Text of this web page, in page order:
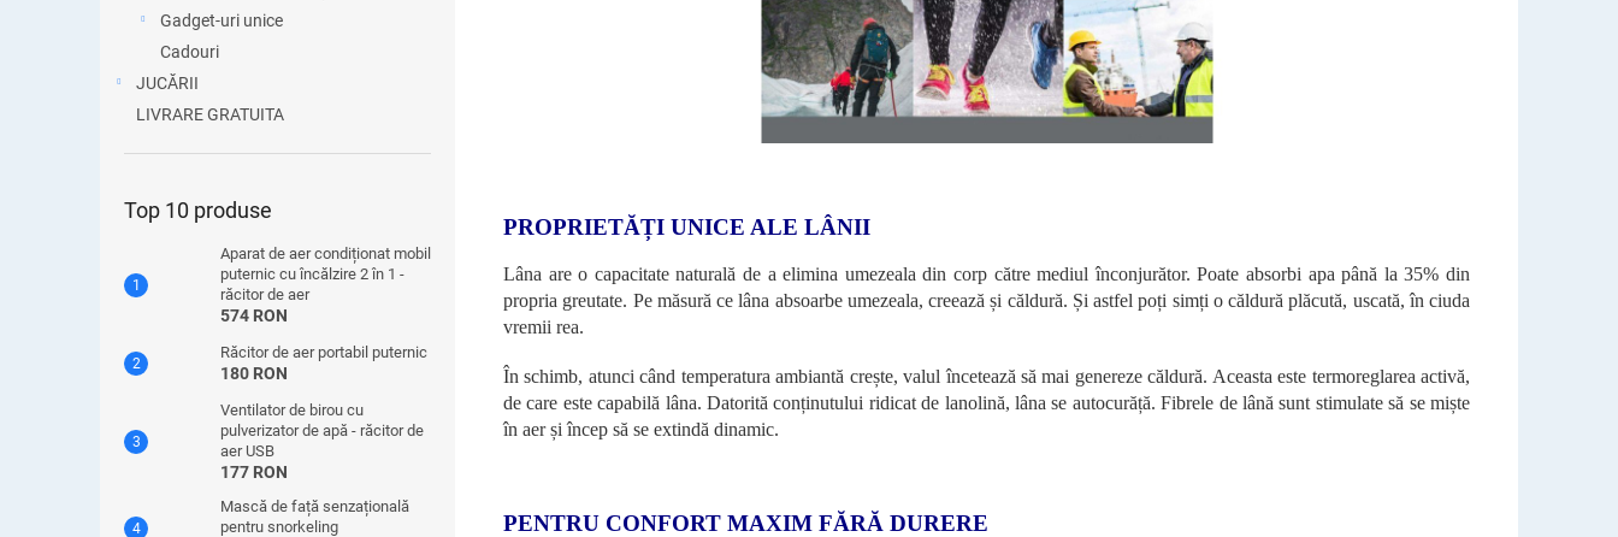
Gadget-uri unice
Cadouri
JUCĂRII
LIVRARE GRATUITA
Top 10 produse
Aparat de aer condiționat mobil
puternic cu încălzire 2 în 1 -
răcitor de aer
574 RON
Răcitor de aer portabil puternic
180 RON
Ventilator de birou cu
pulverizator de apă - răcitor de
aer USB
177 RON
Mască de față senzațională
pentru snorkeling
PROPRIETĂȚI UNICE ALE LÂNII
Lâna are o capacitate naturală de a elimina umezeala din corp către mediul înconjurător. Poate absorbi apa până la 35% din
propria greutate. Pe măsură ce lâna absoarbe umezeala, creează și căldură. Și astfel poți simți o căldură plăcută, uscată, în ciuda
vremii rea.
În schimb, atunci când temperatura ambiantă crește, valul încetează să mai genereze căldură. Aceasta este termoreglarea activă,
de care este capabilă lâna. Datorită conținutului ridicat de lanolină, lâna se autocurăță. Fibrele de lână sunt stimulate să se miște
în aer și încep să se extindă dinamic.
PENTRU CONFORT MAXIM FĂRĂ DURERE